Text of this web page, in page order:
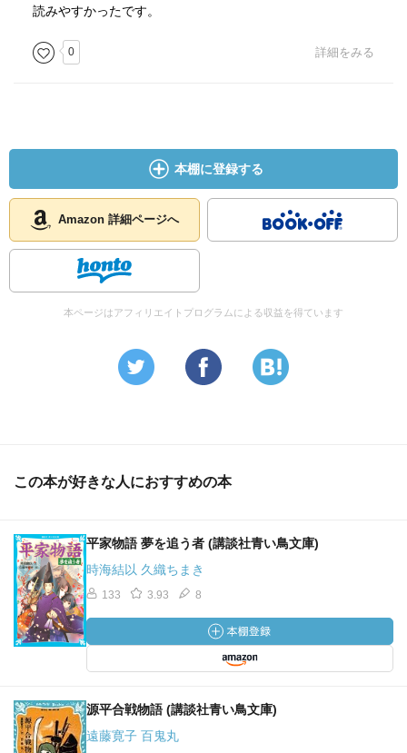
読みやすかったです。
0 詳細をみる
本棚に登録する
Amazon 詳細ページへ
本ページはアフィリエイトプログラムによる収益を得ています
この本が好きな人におすすめの本
平家物語 夢を追う者 (講談社青い鳥文庫)
時海結以 久織ちまき
133 3.93 8
源平合戦物語 (講談社青い鳥文庫)
遠藤寛子 百鬼丸